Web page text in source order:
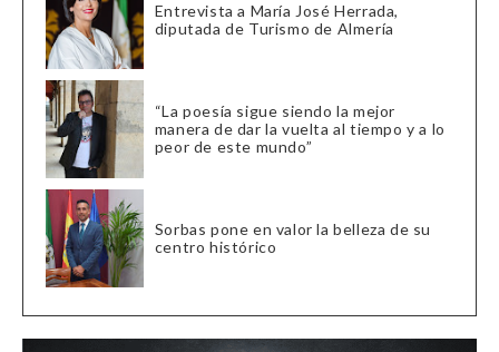
Entrevista a María José Herrada,
diputada de Turismo de Almería
“La poesía sigue siendo la mejor
manera de dar la vuelta al tiempo y a lo
peor de este mundo”
Sorbas pone en valor la belleza de su
centro histórico